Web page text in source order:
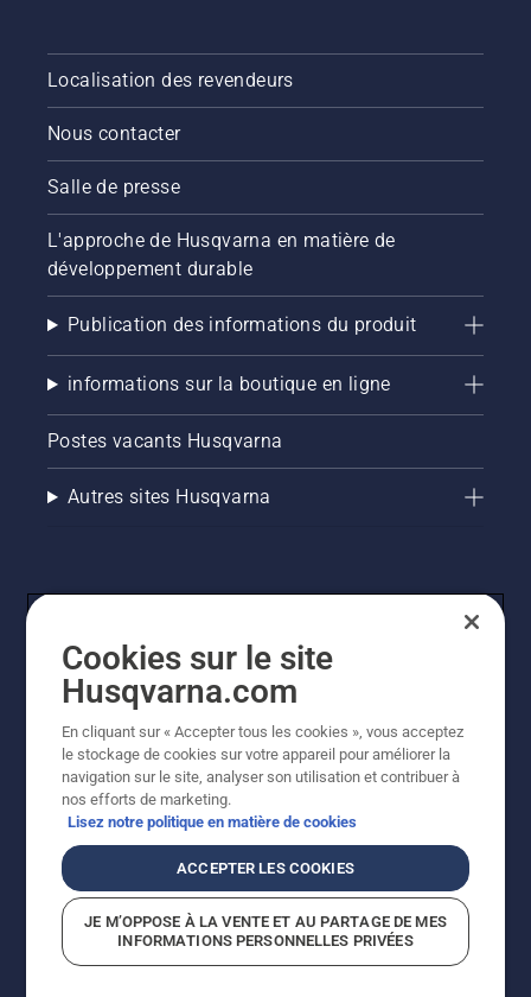
Localisation des revendeurs
Nous contacter
Salle de presse
L'approche de Husqvarna en matière de
développement durable
Publication des informations du produit
informations sur la boutique en ligne
Postes vacants Husqvarna
Autres sites Husqvarna
© Husqvarna AB (publ). Tous droits réservés. Les prix
indiqués sont des prix de vente conseillés. Tous les prix
indiqués sont des prix de vente recommandés (TVA
incluse), sauf si le produit est disponible pour un achat
direct.
Politique relative aux cookiesConditions d'utilisation
Signalement de violations présumées
Cookies sur le site
Husqvarna.com
En cliquant sur « Accepter tous les cookies », vous acceptez
le stockage de cookies sur votre appareil pour améliorer la
navigation sur le site, analyser son utilisation et contribuer à
nos efforts de marketing.
Lisez notre politique en matière de cookies
ACCEPTER LES COOKIES
JE M’OPPOSE À LA VENTE ET AU PARTAGE DE MES
INFORMATIONS PERSONNELLES PRIVÉES